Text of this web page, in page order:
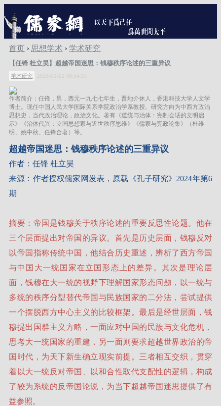
首页 › 思想学术 › 学术研究
【任锋 杜立昊】超越帝国迷思：钱穆秩序论述的三重异议
学术研究 2025-01-02 08:54:15
作者简介：任锋，男，西元一九七七年生，晋地介休人，香港科技大学人文学
博士。现任中国人民大学国际关系学院政治学系教授。研究方向为中西方政治
思想史，当代政治理论，政治文化。著有《道统与治体：宪制会话的文明启
示》《治体代兴：立国思想家与近世秩序思维》《儒家与宪政论集》（杜维
明、姚中秋、任锋合著）等。
超越帝国迷思：钱穆秩序论述的三重异议
作者：任锋 杜立昊
来源：作者授权儒家网发表，原载《孔子研究》2024年第6
期
摘要：帝国是钱穆关于秩序论述的重要反思性论题。他在
三个层面提出对帝国的异议。首先是历史层面，钱穆反对
以帝国指称传统中国，他结合历史重述，辨析了西方帝国
与中国大一统国家在立国形态上的差异。其次是理论层
面，钱穆在大一统的视野下理解国家形态问题，以一统与
多统的秩序分型替代帝国与民族国家的二分法，尝试提供
一个摆脱西方中心主义的比较框架。最后是经世层面，钱
穆提出国群主义方略，一面应对中国的民族与文化危机，
思考大一统国家的重建，另一面则要求超越世界政治的帝
国时代，为天下新生确立现实前提。三者相互交织，贯穿
着以大一统反对帝国、以和合性取代支配性的逻辑，构成
了较为系统的反帝国论说，为当下超越帝国迷思提供了有
益参照。